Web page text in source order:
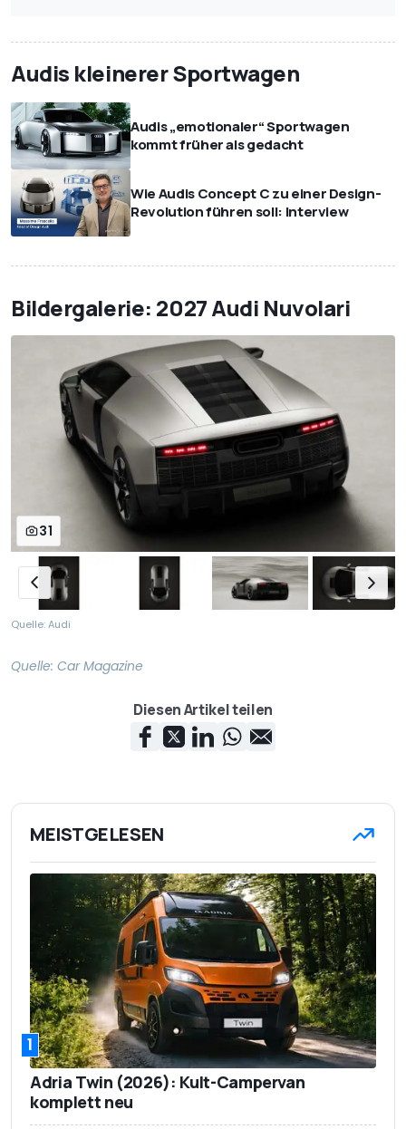
Audis kleinerer Sportwagen
Audis „emotionaler“ Sportwagen
kommt früher als gedacht
Wie Audis Concept C zu einer Design-
Revolution führen soll: Interview
Bildergalerie: 2027 Audi Nuvolari
31
Quelle: Audi
Quelle: Car Magazine
Diesen Artikel teilen
MEISTGELESEN
1
Adria Twin (2026): Kult-Campervan
komplett neu